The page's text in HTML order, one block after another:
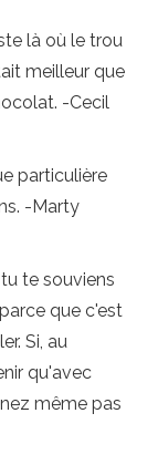
là où le trou
meilleur que
-Cecil
particulière
-Marty
te souviens
que c'est
Si, au
qu'avec
même pas